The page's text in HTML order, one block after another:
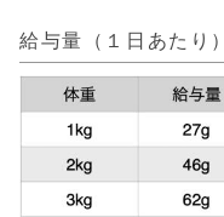
給与量（１日あたり）